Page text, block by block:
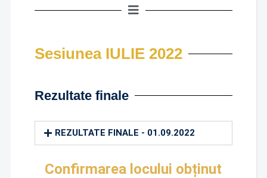
Sesiunea IULIE 2022
Rezultate finale
REZULTATE FINALE - 01.09.2022
Confirmarea locului obținut